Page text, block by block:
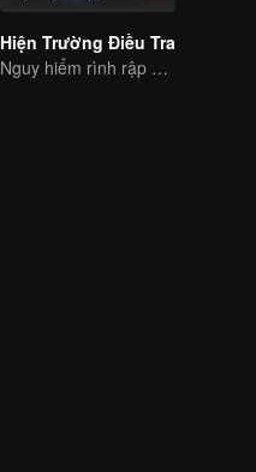
Hiện Trường Điều Tra
Nguy hiểm rình rập quanh ta